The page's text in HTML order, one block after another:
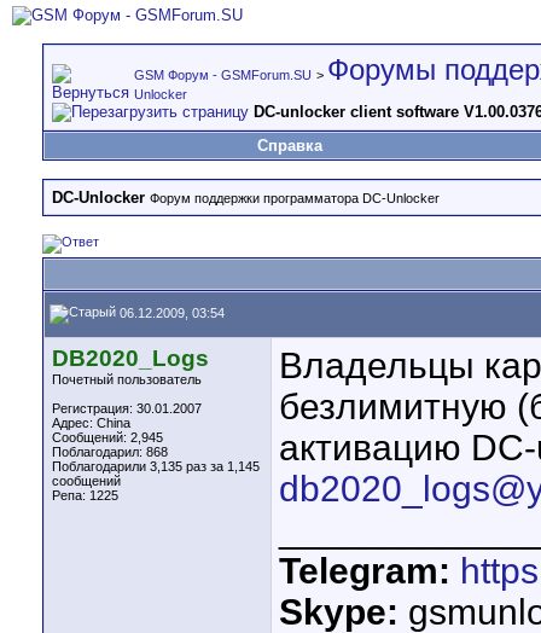
GSM Форум - GSMForum.SU > Форумы
Unlocker
DC-unlocker client software
Справка
DC-Unlocker Форум поддержки программатора DC-Unlocker
06.12.2009, 03:54
DB2020_Logs
Почетный пользователь
Регистрация: 30.01.2007
Адрес: China
Сообщений: 2,945
Поблагодарил: 868
Поблагодарили 3,135 раз за 1,145
сообщений
Репа: 1225
Владельцы
безлимитную
активацию
Telegram:
Skype: